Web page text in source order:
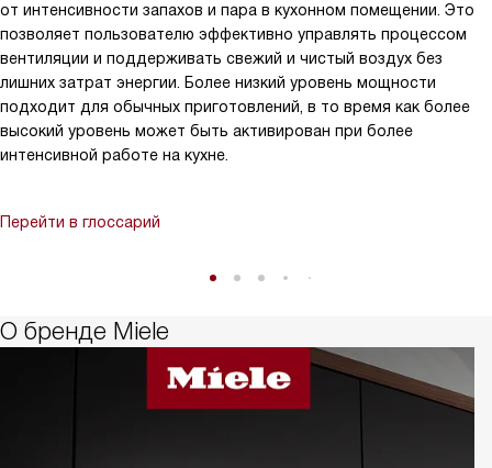
от интенсивности запахов и пара в кухонном помещении. Это
позволяет пользователю эффективно управлять процессом
вентиляции и поддерживать свежий и чистый воздух без
лишних затрат энергии. Более низкий уровень мощности
подходит для обычных приготовлений, в то время как более
высокий уровень может быть активирован при более
интенсивной работе на кухне.
Перейти в глоссарий
О бренде Miele